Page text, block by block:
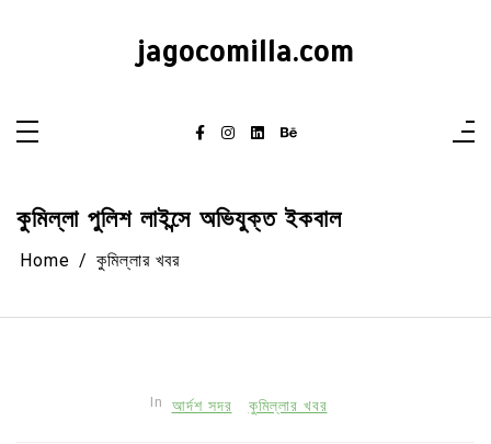
jagocomilla.com
কুমিল্লা পুলিশ লাইন্সে অভিযুক্ত ইকবাল
Home কুমিল্লার খবর
In আর্দশ সদর কুমিল্লার খবর